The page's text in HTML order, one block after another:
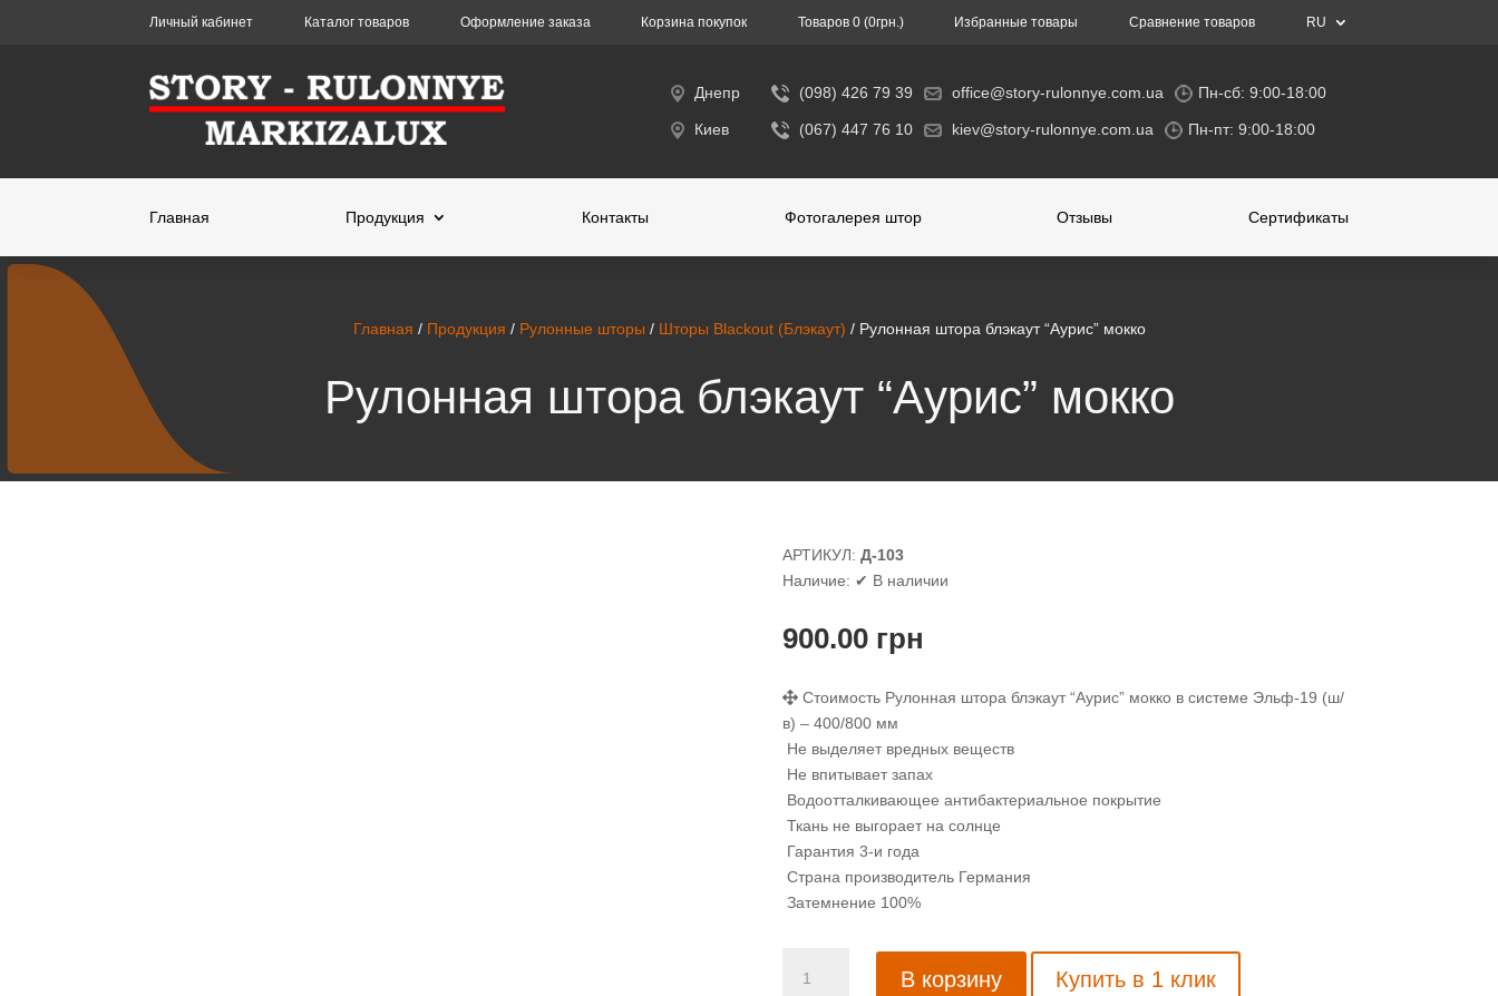
Личный кабинет Каталог товаров Оформление заказа Корзина покупок Toвapoв 0 (0гpн.) Избранные товары Сравнение товаров RU
Днепр (098) 426 79 39 office@story-rulonnye.com.ua Пн-сб: 9:00-18:00
Киев (067) 447 76 10 kiev@story-rulonnye.com.ua Пн-пт: 9:00-18:00
Главная Продукция Контакты Фотогалерея штор Отзывы Сертификаты
Главная / Продукция / Рулонные шторы / Шторы Blackout (Блэкаут) / Рулонная штора блэкаут “Аурис” мокко
Рулонная штора блэкаут “Аурис” мокко
АРТИКУЛ: Д-103
Наличие: ✔ В наличии
900.00грн
Стоимость Рулонная штора блэкаут “Аурис” мокко в системе Эльф-19 (ш/
в) – 400/800 мм
Не выделяет вредных веществ
Не впитывает запах
Водоотталкивающее антибактериальное покрытие
Ткань не выгорает на солнце
Гарантия 3-и года
Страна производитель Германия
Затемнение 100%
товара
В корзину Купить в 1 клик